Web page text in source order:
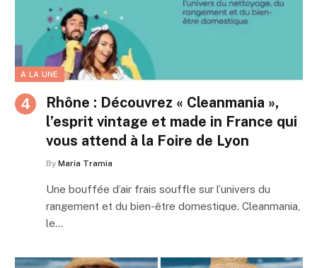
A LA UNE
Rhône : Découvrez « Cleanmania »,
l’esprit vintage et made in France qui
vous attend à la Foire de Lyon
By Maria Tramia
Une bouffée d’air frais souffle sur l’univers du
rangement et du bien-être domestique. Cleanmania,
le…